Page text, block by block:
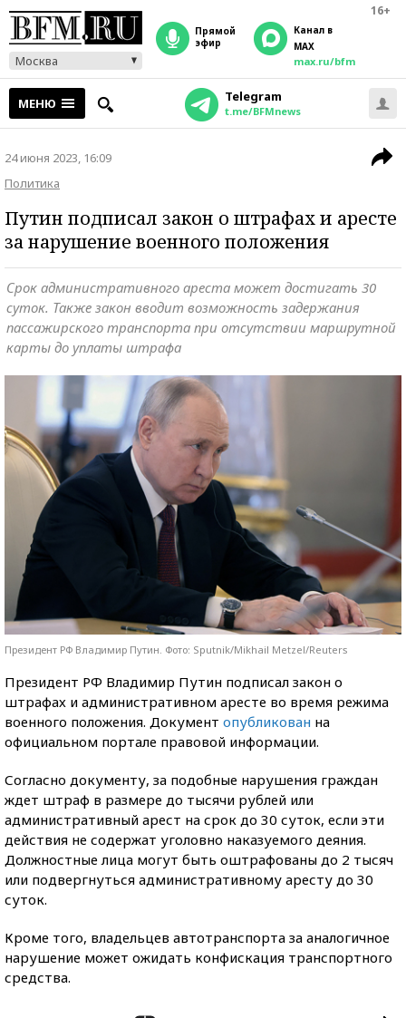
16+
Москва
прямой
эфир
Канал в
MAX
max.ru/bfm
МЕНЮ Telegram
t.me/BFMnews
24 июня 2023, 16:09
Политика
Путин подписал закон о штрафах и аресте
за нарушение военного положения
Срок административного ареста может достигать 30
суток. Также закон вводит возможность задержания
пассажирского транспорта при отсутствии маршрутной
карты до уплаты штрафа
Президент РФ Владимир Путин. Фото: Sputnik/Mikhail Metzel/Reuters
Президент РФ Владимир Путин подписал закон о
штрафах и административном аресте во время режима
военного положения. Документ опубликован на
официальном портале правовой информации.
Согласно документу, за подобные нарушения граждан
ждет штраф в размере до тысячи рублей или
административный арест на срок до 30 суток, если эти
действия не содержат уголовно наказуемого деяния.
Должностные лица могут быть оштрафованы до 2 тысяч
или подвергнуться административному аресту до 30
суток.
Кроме того, владельцев автотранспорта за аналогичное
нарушение может ожидать конфискация транспортного
средства.